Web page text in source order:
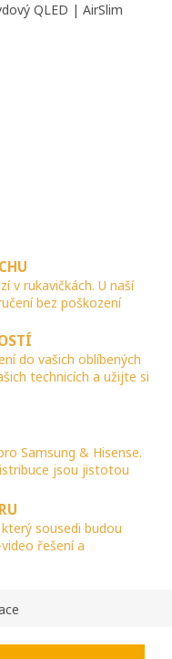
QLED | AirSlim
v rukavičkách. U naší
bez poškození
do vašich oblíbených
technicích a užijte si
Samsung & Hisense.
jsou jistotou
sousedi budou
řešení a